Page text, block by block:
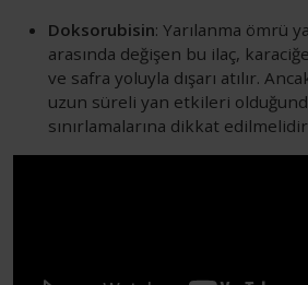
Doksorubisin: Yarılanma ömrü
arasında değişen bu ilaç,
ve safra yoluyla dışarı atılır.
uzun süreli yan etkileri
sınırlamalarına dikkat